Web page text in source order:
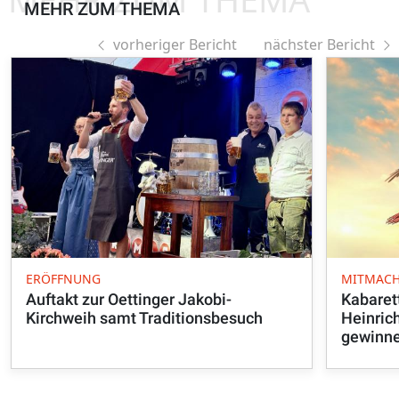
MEHR ZUM THEMA
vorheriger Bericht nächster Bericht
ERÖFFNUNG
Auftakt zur Oettinger Jakobi-
Kirchweih samt Traditionsbesuch